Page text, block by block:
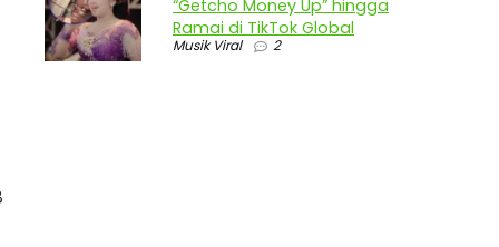
“Getcho Money Up” hingga
Ramai di TikTok Global
Musik Viral 2